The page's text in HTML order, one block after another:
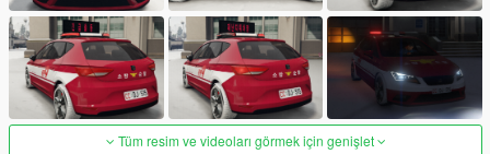
Tüm resim ve videoları görmek için genişlet